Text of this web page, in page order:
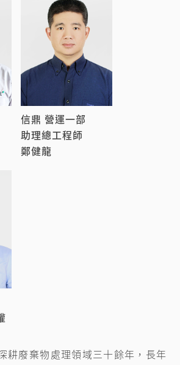
信鼎 營運一部
助理總工程師
鄭健龍
耕廢棄物處理領域三十餘年，長年